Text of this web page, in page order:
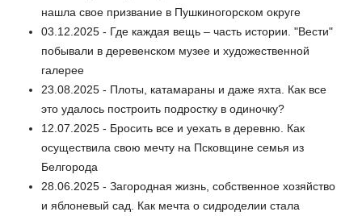
нашла свое призвание в Пушкиногорском округе
03.12.2025 - Где каждая вещь – часть истории. "Вести"
побывали в деревенском музее и художественной
галерее
23.08.2025 - Плоты, катамараны и даже яхта. Как все
это удалось построить подростку в одиночку?
12.07.2025 - Бросить все и уехать в деревню. Как
осуществила свою мечту на Псковщине семья из
Белгорода
28.06.2025 - Загородная жизнь, собственное хозяйство
и яблоневый сад. Как мечта о сидроделии стала